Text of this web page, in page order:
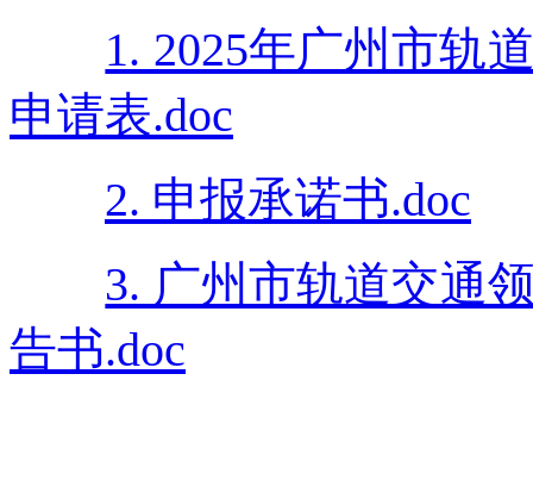
1. 2025年广州市轨
申请表.doc
2. 申报承诺书.doc
3. 广州市轨道交通
告书.doc